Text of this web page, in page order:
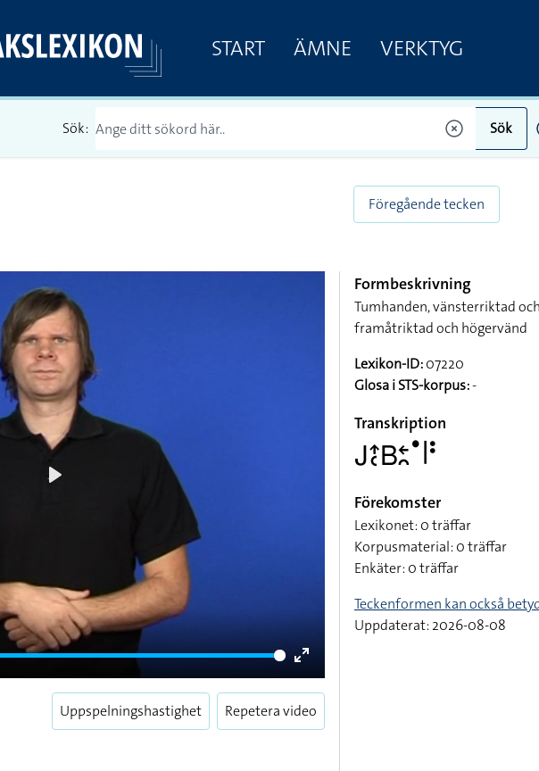
START ÄMNE VERKTYG
Sök: Sök
Föregående tecken
Enter
fullscreen
Uppspelningshastighet Repetera video
Formbeskrivning
Tumhanden, vänsterriktad
framåtriktad och högervänd
Lexikon-ID:07220
Glosa i STS-korpus:-
Transkription
􌤢􌤴􌥗􌤧􌥓􌥘􌤟􌥼􌥻
Förekomster
Lexikonet: 0 träffar
Korpusmaterial: 0 träffar
Enkäter: 0 träffar
Teckenformen kan också
Uppdaterat: 2026-08-08